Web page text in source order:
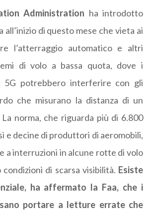
Administration ha introdotto
all’inizio di questo mese che vieta ai
l’atterraggio automatico e altri
di volo a bassa quota, dove i
5G potrebbero interferire con gli
che misurano la distanza di un
norma, che riguarda più di 6.800
e decine di produttori di aeromobili,
a interruzioni in alcune rotte di volo
di scarsa visibilità. Esiste
ha affermato la Faa, che i
portare a letture errate che